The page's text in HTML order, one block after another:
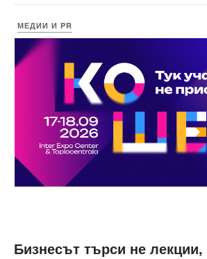
МЕДИИ И PR
Бизнесът търси не лекции,